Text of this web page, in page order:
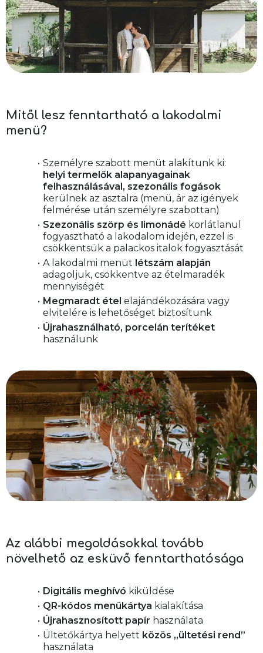
Mitől lesz fenntartható a lakodalmi
menü?
helyi termelők alapanyagainak
felhasználásával, szezonális fogások
kerülnek az asztalra (menü, ár az igények
felmérése után személyre szabottan)
Szezonális szörp és limonádé korlátlanul
fogyasztható a lakodalom idején, ezzel is
csökkentsük a palackos italok fogyasztását
A lakodalmi menüt létszám alapján
adagoljuk, csökkentve az ételmaradék
mennyiségét
Megmaradt étel elajándékozására vagy
elvitelére is lehetőséget biztosítunk
Újrahasználható, porcelán terítéket
használunk
Az alábbi megoldásokkal tovább
növelhető az esküvő fenntarthatósága
Digitális meghívó kiküldése
QR-kódos menükártya kialakítása
Újrahasznosított papír használata
Ültetőkártya helyett közös „ültetési rend”
használata